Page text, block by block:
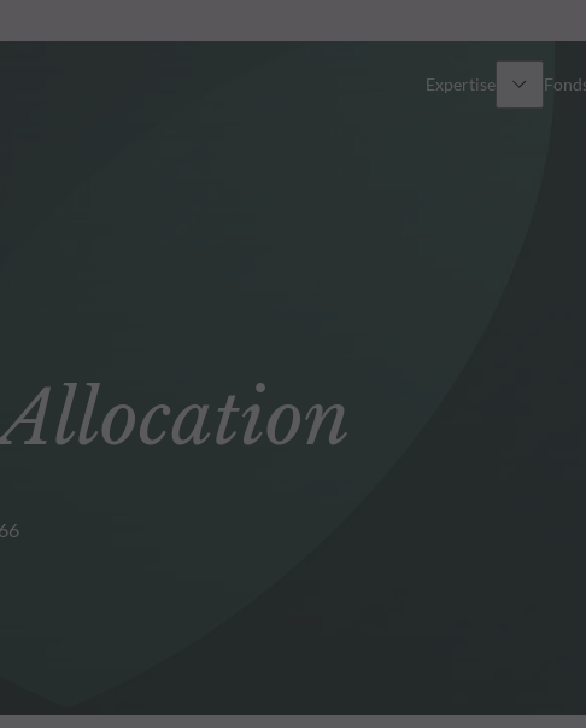
Expertise